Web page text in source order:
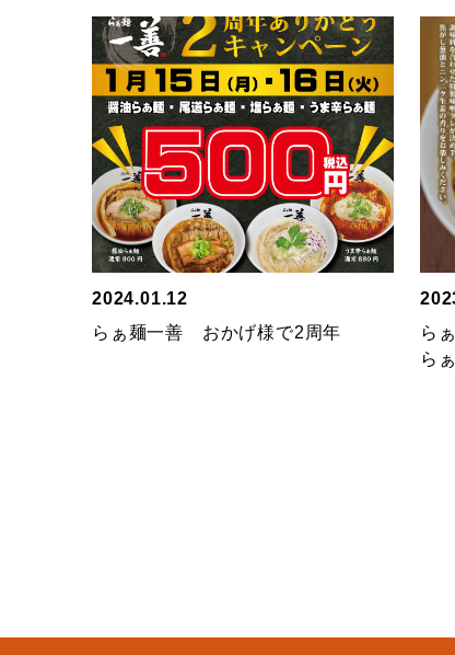
2024.01.12
らぁ麺一善 おかげ様で2周年
ら
ら